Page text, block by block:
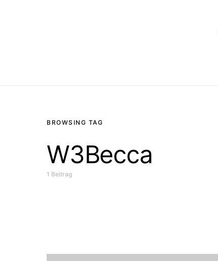
BROWSING TAG
W3Becca
1 Beitrag